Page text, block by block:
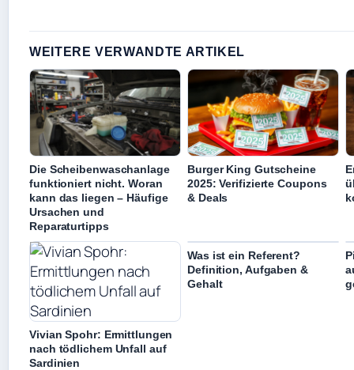
WEITERE VERWANDTE ARTIKEL
Die Scheibenwaschanlage
funktioniert nicht. Woran
kann das liegen – Häufige
Ursachen und
Reparaturtipps
Burger King Gutscheine
2025: Verifizierte Coupons
& Deals
Vivian Spohr: Ermittlungen
nach tödlichem Unfall auf
Sardinien
Was ist ein Referent?
Definition, Aufgaben &
Gehalt